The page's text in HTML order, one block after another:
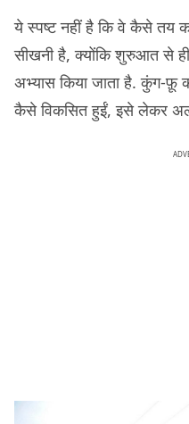
ये स्पष्ट नहीं है कि वे कैसे तय
सीखनी है, क्योंकि शुरुआत से
अभ्यास किया जाता है. कुंग-फ़ू
कैसे विकसित हुईं, इसे लेकर